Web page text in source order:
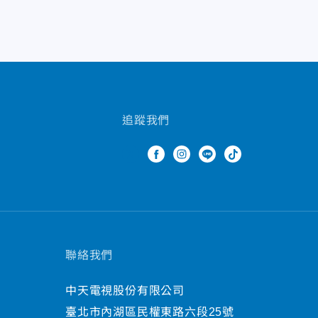
追蹤我們
聯絡我們
中天電視股份有限公司
臺北市內湖區民權東路六段25號